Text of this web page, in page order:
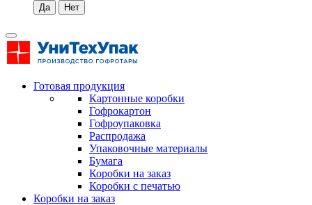
Готовая продукция
Картонные коробки
Гофрокартон
Гофроупаковка
Распродажа
Упаковочные материалы
Бумага
Коробки на заказ
Коробки с печатью
Коробки на заказ